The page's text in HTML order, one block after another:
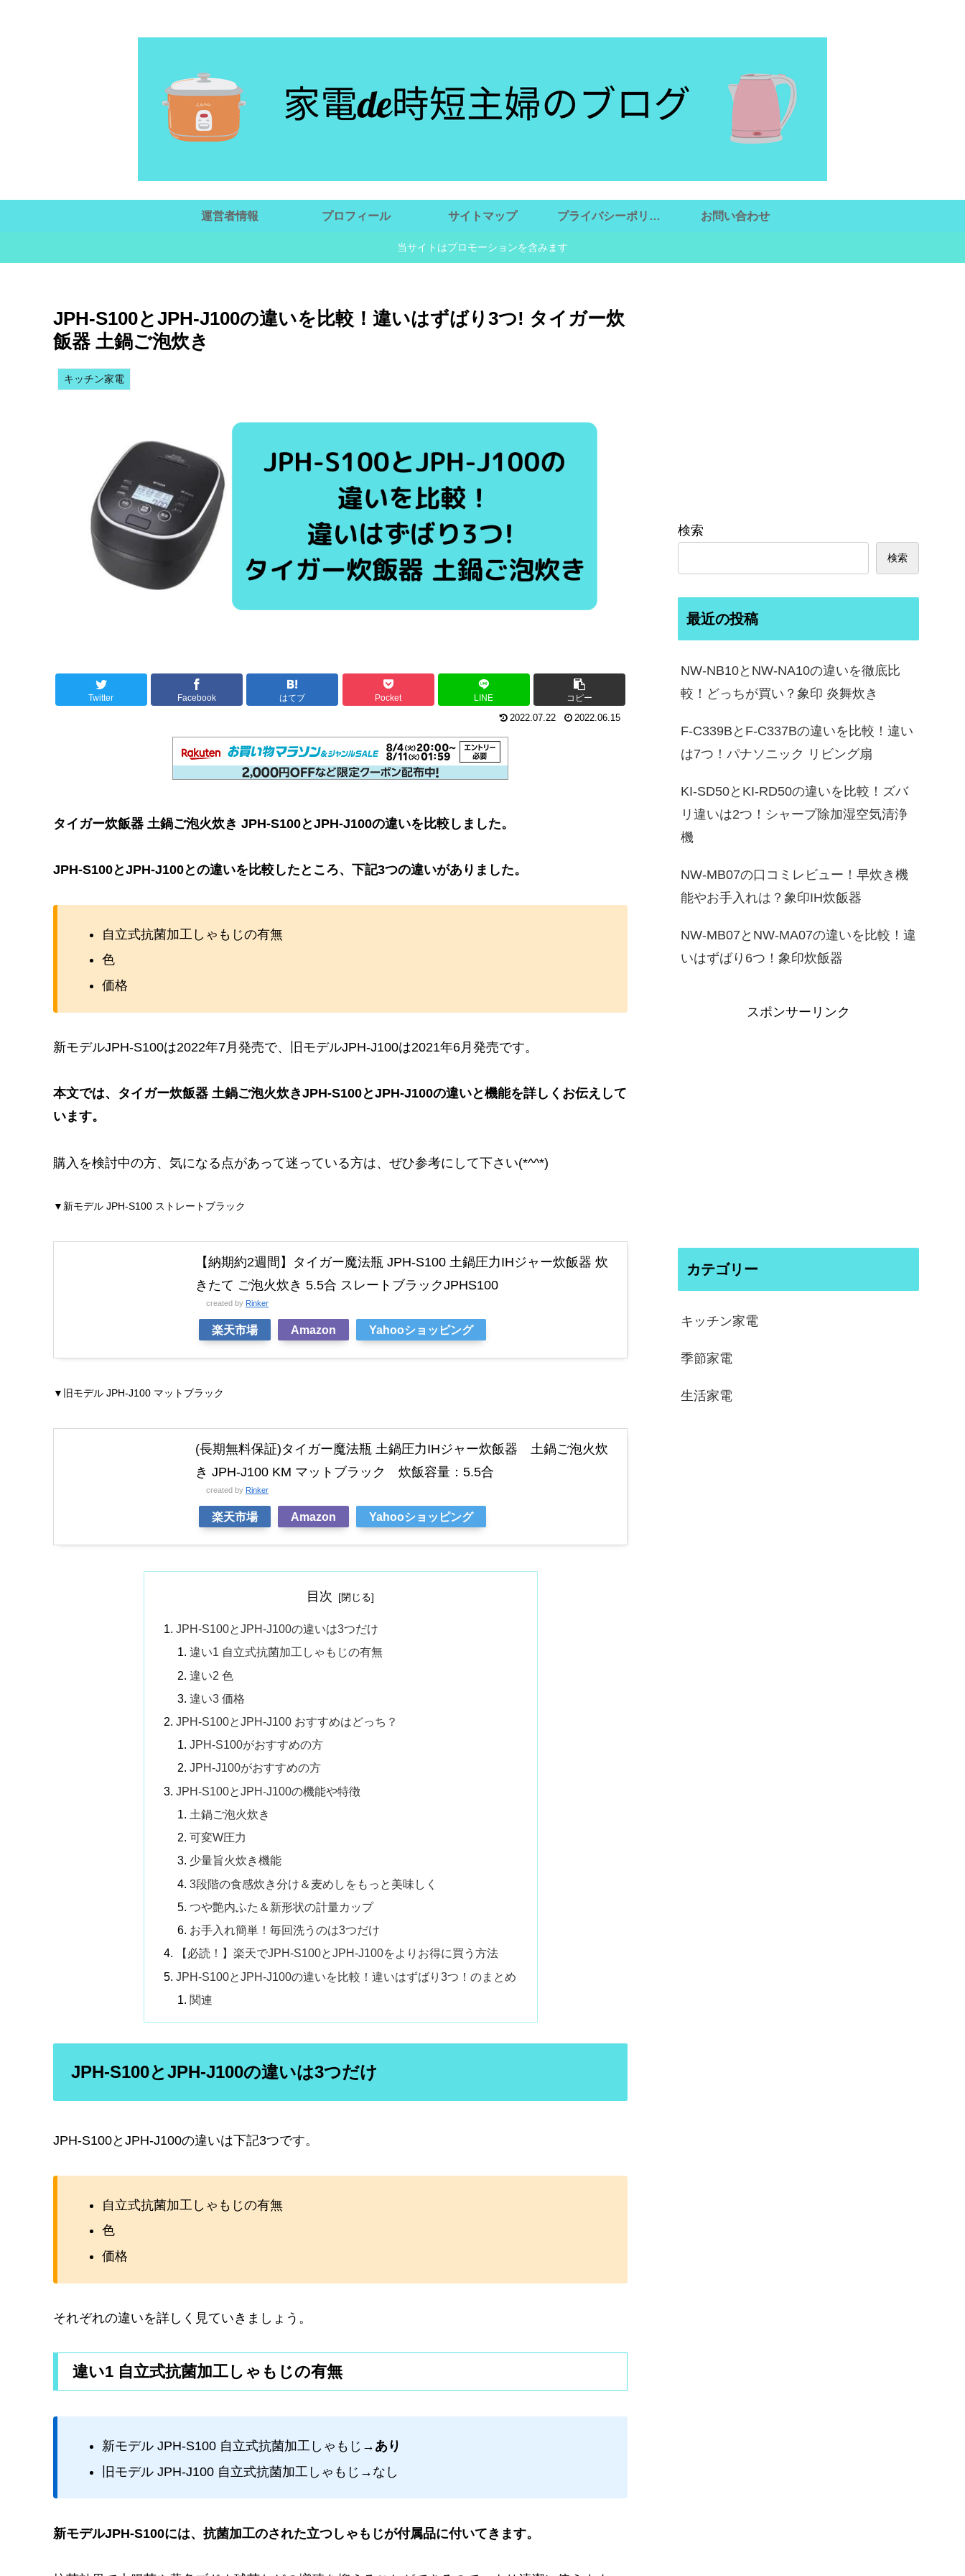
運営者情報 プロフィール サイトマップ
プライバシーポリシ
お問い合わせ
当サイトはプロモーションを含みます
JPH-S100とJPH-J100の違いを比較！違いはずばり3つ! タイガー炊
飯器 土鍋ご泡炊き
キッチン家電
Twitter Facebook はてブ Pocket LINE コピー
2022.07.22 2022.06.15
タイガー炊飯器 土鍋ご泡火炊き JPH-S100とJPH-J100の違いを比較しました。
JPH-S100とJPH-J100との違いを比較したところ、下記3つの違いがありました。
自立式抗菌加工しゃもじの有無
色
価格
新モデルJPH-S100は2022年7月発売で、旧モデルJPH-J100は2021年6月発売です。
本文では、タイガー炊飯器 土鍋ご泡火炊きJPH-S100とJPH-J100の違いと機能を詳しくお伝えして
います。
購入を検討中の方、気になる点があって迷っている方は、ぜひ参考にして下さい(*^^*)
▼新モデル JPH-S100 ストレートブラック
【納期約2週間】タイガー魔法瓶 JPH-S100 土鍋圧力IHジャー炊飯器 炊
きたて ご泡火炊き 5.5合 スレートブラックJPHS100
created by Rinker
楽天市場 Amazon Yahooショッピング
▼旧モデル JPH-J100 マットブラック
(長期無料保証)タイガー魔法瓶 土鍋圧力IHジャー炊飯器 土鍋ご泡火炊
き JPH-J100 KM マットブラック 炊飯容量：5.5合
created by Rinker
楽天市場 Amazon Yahooショッピング
目次
JPH-S100とJPH-J100の違いは3つだけ
違い1 自立式抗菌加工しゃもじの有無
違い2 色
違い3 価格
JPH-S100とJPH-J100 おすすめはどっち？
JPH-S100がおすすめの方
JPH-J100がおすすめの方
JPH-S100とJPH-J100の機能や特徴
土鍋ご泡火炊き
可変W圧力
少量旨火炊き機能
3段階の食感炊き分け＆麦めしをもっと美味しく
つや艶内ふた＆新形状の計量カップ
お手入れ簡単！毎回洗うのは3つだけ
【必読！】楽天でJPH-S100とJPH-J100をよりお得に買う方法
JPH-S100とJPH-J100の違いを比較！違いはずばり3つ！のまとめ
関連
JPH-S100とJPH-J100の違いは3つだけ
JPH-S100とJPH-J100の違いは下記3つです。
自立式抗菌加工しゃもじの有無
色
価格
それぞれの違いを詳しく見ていきましょう。
違い1 自立式抗菌加工しゃもじの有無
新モデル JPH-S100 自立式抗菌加工しゃもじ→ あり
旧モデル JPH-J100 自立式抗菌加工しゃもじ→なし
新モデルJPH-S100には、抗菌加工のされた立つしゃもじが付属品に付いてきます。
検索
検索
最近の投稿
NW-NB10とNW-NA10の違いを徹底比
較！どっちが買い？象印 炎舞炊き
F-C339BとF-C337Bの違いを比較！違い
は7つ！パナソニック リビング扇
KI-SD50とKI-RD50の違いを比較！ズバ
リ違いは2つ！シャープ除加湿空気清浄
機
NW-MB07の口コミレビュー！早炊き機
能やお手入れは？象印IH炊飯器
NW-MB07とNW-MA07の違いを比較！違
いはずばり6つ！象印炊飯器
スポンサーリンク
カテゴリー
キッチン家電
季節家電
生活家電